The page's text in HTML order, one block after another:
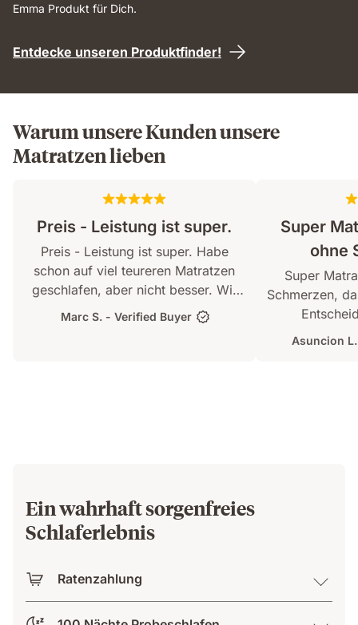
Emma Produkt für Dich.
Entdecke unseren Produktfinder!
Warum unsere Kunden unsere
Matratzen lieben
5.0
von
5
Sternen
Preis - Leistung ist super.
Preis - Leistung ist super. Habe
schon auf viel teureren Matratzen
geschlafen, aber nicht besser. Wir
schwitzen nicht. genau die richtige
Härte. Wir wecken einander
Marc S. - Verified Buyer
Super
ohne
Super
Schmerzen,
Asuncion
Ein wahrhaft sorgenfreies
Schlaferlebnis
Ratenzahlung